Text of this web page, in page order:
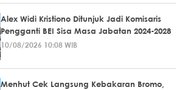
Alex Widi Kristiono Ditunjuk Jadi Komisaris
Pengganti BEI Sisa Masa Jabatan 2024-2028
10/08/2026 10:08 WIB
Menhut Cek Langsung Kebakaran Bromo,